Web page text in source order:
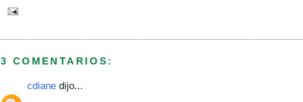
3 COMENTARIOS:
cdiane dijo...